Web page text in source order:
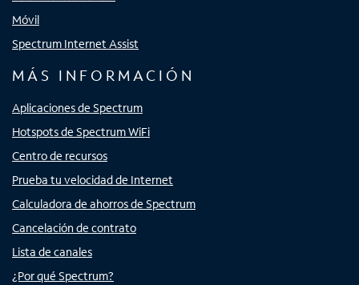
Móvil
Spectrum Internet Assist
MÁS INFORMACIÓN
Aplicaciones de Spectrum
Hotspots de Spectrum WiFi
Centro de recursos
Prueba tu velocidad de Internet
Calculadora de ahorros de Spectrum
Cancelación de contrato
Lista de canales
¿Por qué Spectrum?